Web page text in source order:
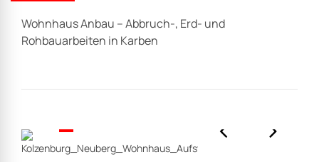
Wohnhaus Anbau – Abbruch-, Erd- und
Rohbauarbeiten in Karben